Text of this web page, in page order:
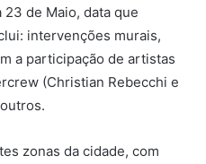
de Maio, data que
intervenções murais,
a participação de artistas
(Christian Rebecchi e
zonas da cidade, com